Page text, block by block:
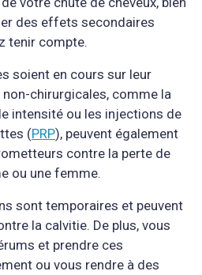
des effets secondaires
tenir compte.
soient en cours sur leur
chirurgicales, comme la
intensité ou les injections de
(PRP), peuvent également
contre la perte de
ou une femme.
sont temporaires et peuvent
la calvitie. De plus, vous
et prendre ces
ou vous rendre à des